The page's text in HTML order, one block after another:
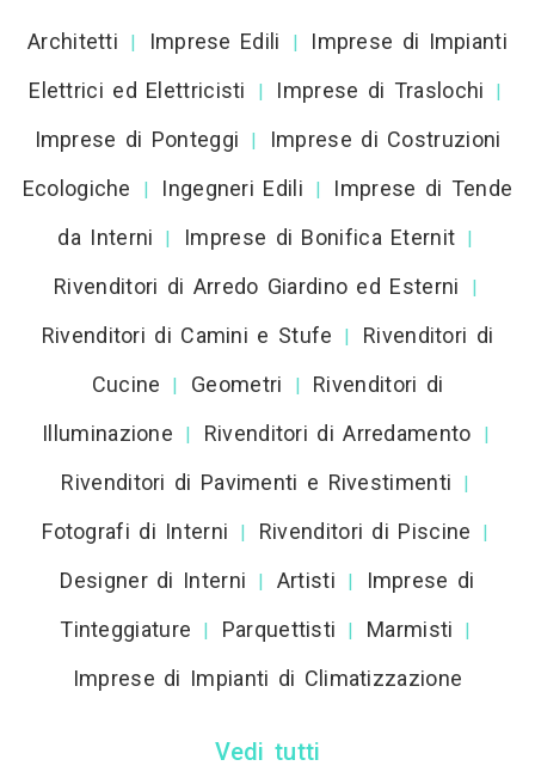
Architetti | Imprese Edili |
Imprese di Impianti
Elettrici ed Elettricisti
| Imprese di Traslochi |
Imprese di Ponteggi |
Imprese di Costruzioni
Ecologiche
| Ingegneri Edili |
Imprese di Tende
da Interni
| Imprese di Bonifica Eternit |
Rivenditori di Arredo Giardino ed Esterni |
Rivenditori di Camini e Stufe |
Rivenditori di
Cucine
| Geometri |
Rivenditori di
Illuminazione
| Rivenditori di Arredamento |
Rivenditori di Pavimenti e Rivestimenti |
Fotografi di Interni | Rivenditori di Piscine |
Designer di Interni | Artisti |
Imprese di
Tinteggiature
| Parquettisti | Marmisti |
Imprese di Impianti di Climatizzazione
Vedi tutti